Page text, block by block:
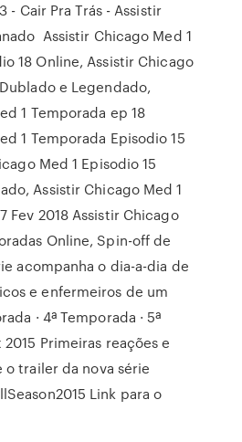
- Cair Pra Trás - Assistir
Assistir Chicago Med 1
18 Online, Assistir Chicago
e Legendado,
1 Temporada ep 18
1 Temporada Episodio 15
Med 1 Episodio 15
Assistir Chicago Med 1
Fev 2018 Assistir Chicago
Online, Spin-off de
acompanha o dia-a-dia de
e enfermeiros de um
· 4ª Temporada · 5ª
Primeiras reações e
trailer da nova série
Link para o